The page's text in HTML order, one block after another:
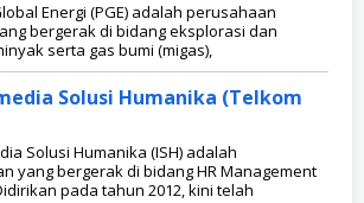
Energi (PGE) adalah perusahaan
bergerak di bidang eksplorasi dan
serta gas bumi (migas),
Solusi Humanika (Telkom
Solusi Humanika (ISH) adalah
yang bergerak di bidang HR Management
pada tahun 2012, kini telah